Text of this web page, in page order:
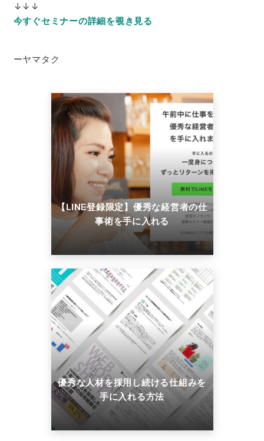
↓↓↓
今すぐセミナーの詳細を覗き見る
ーヤマタク
【LINE登録限定】優秀な経営者の仕
事術を手に入れる
優秀な人材を採用し続ける仕組みを
手に入れる方法